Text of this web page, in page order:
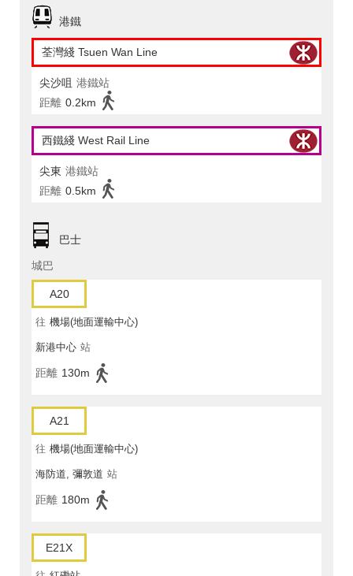
港鐵
荃灣綫 Tsuen Wan Line
尖沙咀 港鐵站
距離 0.2km
西鐵綫 West Rail Line
尖東 港鐵站
距離 0.5km
巴士
城巴
A20
往 機場(地面運輸中心)
新港中心 站
距離 130m
A21
往 機場(地面運輸中心)
海防道, 彌敦道 站
距離 180m
E21X